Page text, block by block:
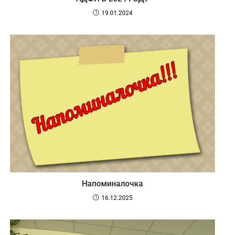
19.01.2024
Напоминалочка
16.12.2025